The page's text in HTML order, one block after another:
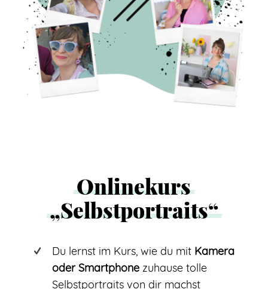
Onlinekurs
„Selbstportraits“
Du lernst im Kurs, wie du mit Kamera
oder Smartphonezuhause tolle
Selbstportraits von dir machst